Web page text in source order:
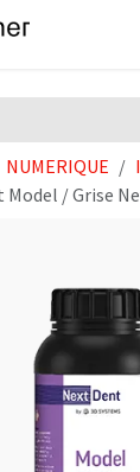
NUMERIQUE
Model / Grise